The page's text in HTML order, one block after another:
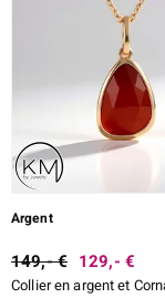
Argent
149,- € 129,- €
Collier en argent et